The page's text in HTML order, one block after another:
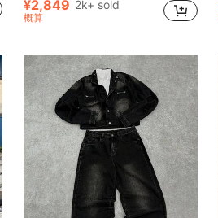
#1 ベストセラー ストリート メンズジーンズ
売り切れ間近！
¥2,849 2k+ sold
概算